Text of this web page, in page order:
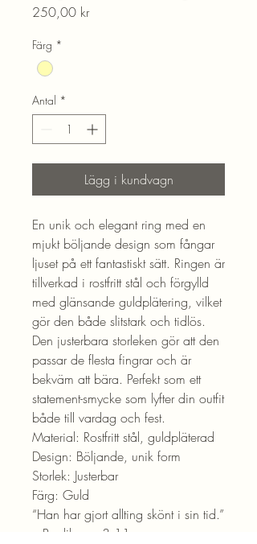
250,00 krPris
Färg *
Antal *
Lägg i kundvagn
En unik och elegant ring med en
mjukt böljande design som fångar
ljuset på ett fantastiskt sätt. Ringen är
tillverkad i rostfritt stål och förgylld
med glänsande guldplätering, vilket
gör den både slitstark och tidlös.
Den justerbara storleken gör att den
passar de flesta fingrar och är
bekväm att bära. Perfekt som ett
statement-smycke som lyfter din outfit
både till vardag och fest.
Material: Rostfritt stål, guldpläterad
Design: Böljande, unik form
Storlek: Justerbar
Färg: Guld
“Han har gjort allting skönt i sin tid.”
– Predikaren 3:11